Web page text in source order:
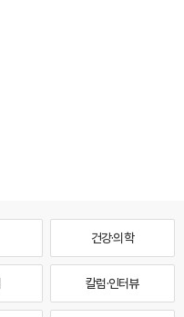
건강·의학
칼럼·인터뷰